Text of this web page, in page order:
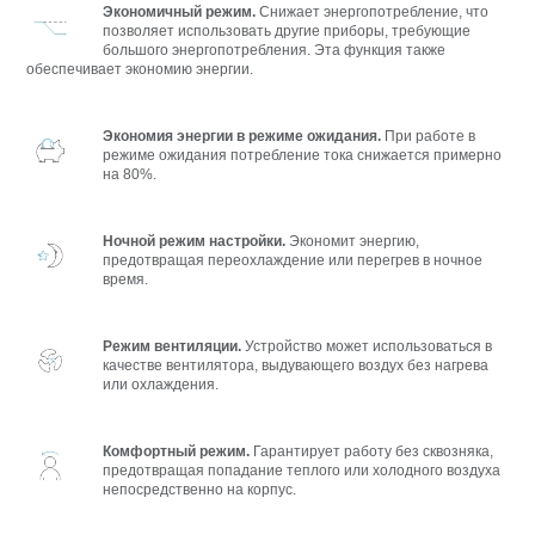
Экономичный режим.Снижает энергопотребление, что
позволяет использовать другие приборы, требующие
большого энергопотребления. Эта функция также
обеспечивает экономию энергии.
Экономия энергии в режиме ожидания. При работе в
режиме ожидания потребление тока снижается примерно
на 80%.
Ночной режим настройки. Экономит энергию,
предотвращая переохлаждение или перегрев в ночное
время.
Режим вентиляции.Устройство может использоваться в
качестве вентилятора, выдувающего воздух без нагрева
или охлаждения.
Комфортный режим. Гарантирует работу без сквозняка,
предотвращая попадание теплого или холодного воздуха
непосредственно на корпус.